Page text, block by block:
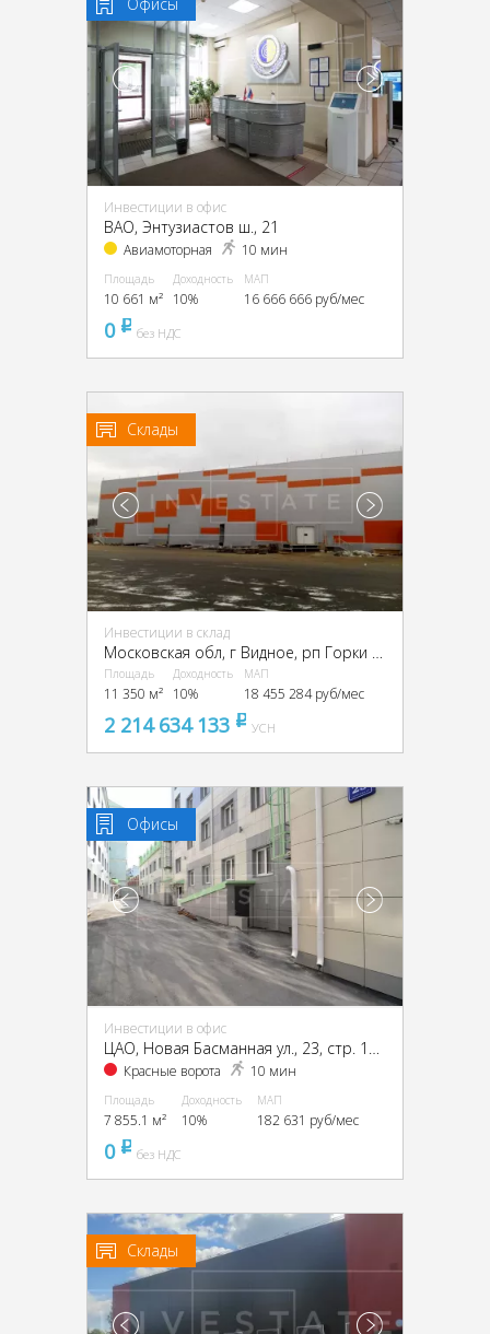
Инвестиции в офис
ВАО, Энтузиастов ш., 21
Авиамоторная 10 мин
Площадь
10 661 м²
Доходность
10%
МАП
16 666 666 руб/мес
0 pуббез НДС
Склады
Инвестиции в склад
Московская обл, г Видное, рп Горки Ленинские, Промзона Технопарк улица Восточная, Московская обл., промзона Технопарк, Восточная ул.
Площадь
11 350 м²
Доходность
10%
МАП
18 455 284 руб/мес
2 214 634 133 pуб
УСН
Офисы
Инвестиции в офис
Красные ворота 10 мин
Площадь
7 855.1 м²
Доходность
10%
МАП
182 631 руб/мес
0 pуббез НДС
Склады